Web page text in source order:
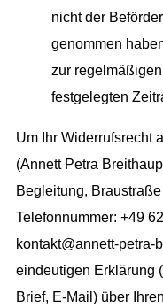
nicht der
genommen
zur
festgelegten
Um Ihr Widerrufsrecht
(Annett Petra
Begleitung,
Telefonnummer: +49
kontakt@annett-petra-
eindeutigen Erklärung
Brief, E-Mail) über